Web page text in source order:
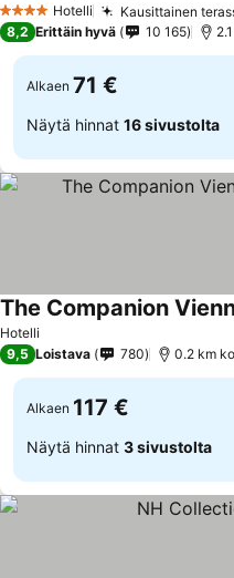
4 Tähtiluokitus
Hotelli Kausittainen
8,2 Erittäin hyvä 10 165
Alkaen 71 €
Näytä hinnat 16 sivustolta
Hotelli
9,5 Loistava 780 0.2 km
Alkaen 117 €
Näytä hinnat 3 sivustolta